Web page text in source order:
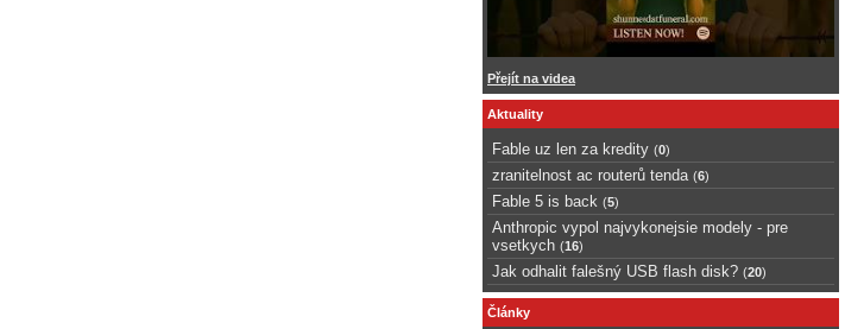
Přejít na videa
Aktuality
Fable uz len za kredity (0)
zranitelnost ac routerů tenda (6)
Fable 5 is back (5)
Anthropic vypol najvykonejsie modely - pre
vsetkych (16)
Jak odhalit falešný USB flash disk? (20)
Články